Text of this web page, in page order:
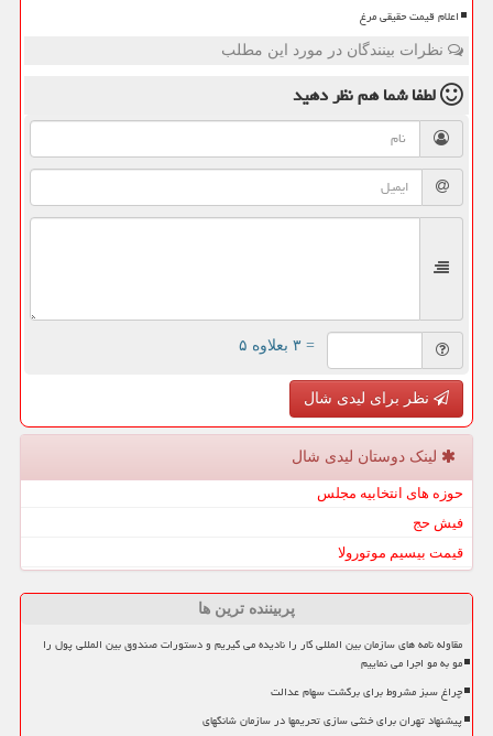
اعلام قیمت حقیقی مرغ
نظرات بینندگان در مورد این مطلب
لطفا شما همنظر دهید
= ۳ بعلاوه ۵
نظر برای لیدی شال
لینک دوستان لیدی شال
حوزه های انتخابیه مجلس
فیش حج
قیمت بیسیم موتورولا
پربیننده ترین ها
مقاوله نامه های سازمان بین المللی کار را نادیده می گیریم و دستورات صندوق بین المللی پول را
مو به مو اجرا می نماییم
چراغ سبز مشروط برای برگشت سهام عدالت
پیشنهاد تهران برای خنثی سازی تحریمها در سازمان شانگهای